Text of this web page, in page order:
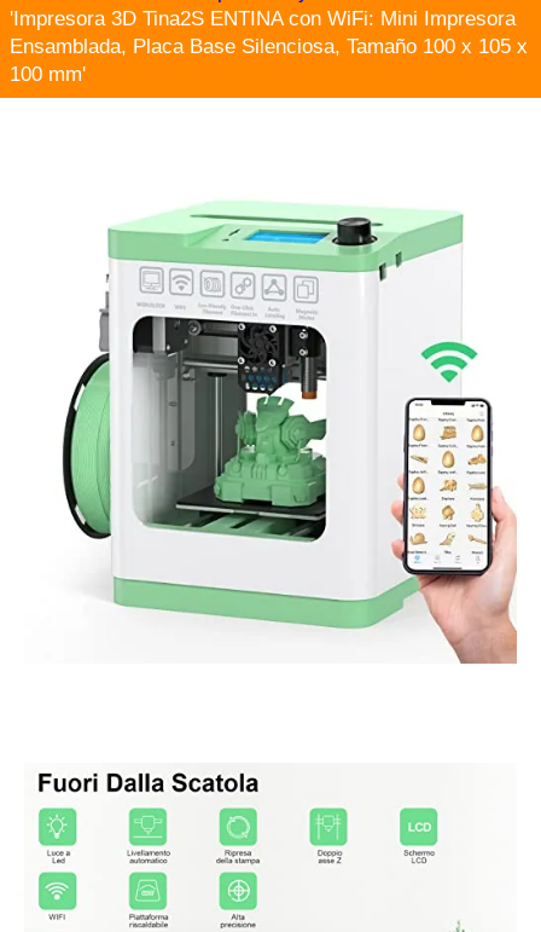
'Impresora 3D Tina2S ENTINA con WiFi: Mini Impresora
Ensamblada, Placa Base Silenciosa, Tamaño 100 x 105 x
100 mm'